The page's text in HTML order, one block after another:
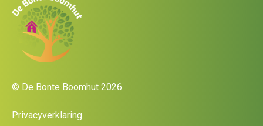
© De Bonte Boomhut 2026
Privacyverklaring